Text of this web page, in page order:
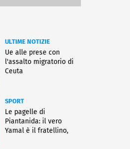
ULTIME NOTIZIE
Ue alle prese con
l'assalto migratorio di
Ceuta
SPORT
Le pagelle di
Piantanida: il vero
Yamal è il fratellino,